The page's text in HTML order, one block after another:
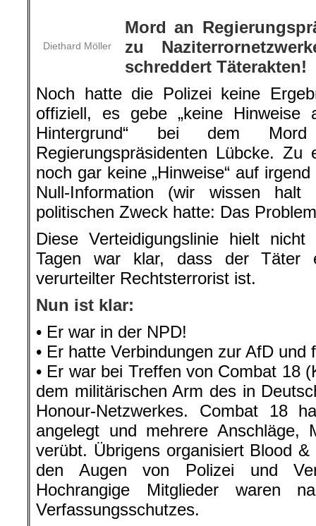
Diethard Möller
Mord an
zu
schreddert Täterakten!
Noch hatte die Polizei keine
offiziell, es gebe „keine Hinweise
Hintergrund“ bei dem
Regierungspräsidenten Lübcke.
noch gar keine „Hinweise“ auf
Null-Information (wir wissen
politischen Zweck hatte: Das
Diese Verteidigungslinie hielt
Tagen war klar, dass der Täter
verurteilter Rechtsterrorist ist.
Nun ist klar:
• Er war in der NPD!
• Er hatte Verbindungen zur AfD und
• Er war bei Treffen von Combat 18
dem militärischen Arm des in
Honour-Netzwerkes. Combat 18
angelegt und mehrere Anschläge,
verübt. Übrigens organisiert Blood
den Augen von Polizei und
Hochrangige Mitglieder waren
Verfassungsschutzes.